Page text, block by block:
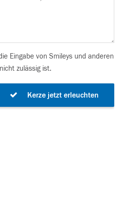
Eingabe von Smileys und anderen
zulässig ist.
Kerze jetzt erleuchten